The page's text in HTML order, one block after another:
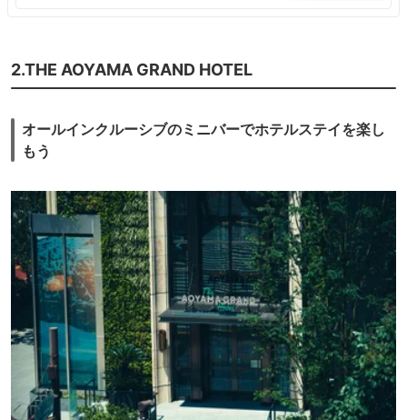
朝食は上のフロアで普通のセットメニューで和食か洋食を選べます。秩父
2.THE AOYAMA GRAND HOTEL
オールインクルーシブのミニバーでホテルステイを楽し
もう